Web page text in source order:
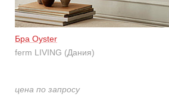
Бра Oyster
ferm LIVING (Дания)
цена по запросу